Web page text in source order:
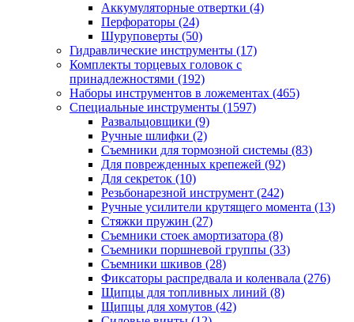
Аккумуляторные отвертки (4)
Перфораторы (24)
Шуруповерты (50)
Гидравлические инструменты (17)
Комплекты торцевых головок с
принадлежностями (192)
Наборы инструментов в ложементах (465)
Специальные инструменты (1597)
Развальцовщики (9)
Ручные шлифки (2)
Съемники для тормозной системы (83)
Для поврежденных крепежей (92)
Для секреток (10)
Резьбонарезной инструмент (242)
Ручные усилители крутящего момента (13)
Стяжки пружин (27)
Съемники стоек амортизатора (8)
Съемники поршневой группы (33)
Съемники шкивов (28)
Фиксаторы распредвала и коленвала (276)
Щипцы для топливных линий (8)
Щипцы для хомутов (42)